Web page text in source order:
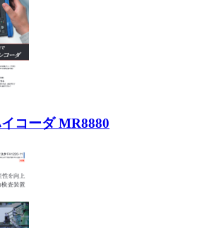
コーダ MR8880